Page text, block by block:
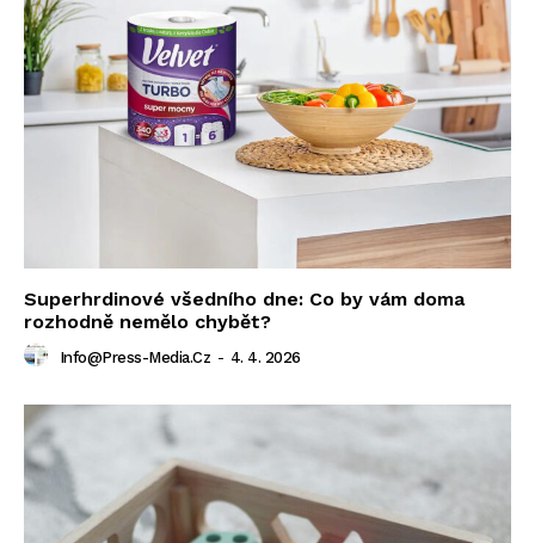
Superhrdinové všedního dne: Co by vám doma
rozhodně nemělo chybět?
Info@press-Media.cz - 4. 4. 2026